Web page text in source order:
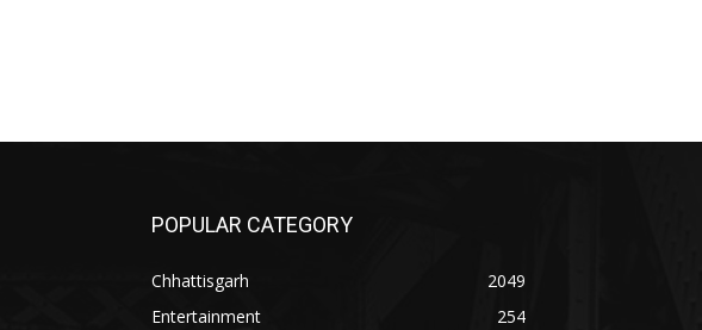
POPULAR CATEGORY
Chhattisgarh
2049
Entertainment
254